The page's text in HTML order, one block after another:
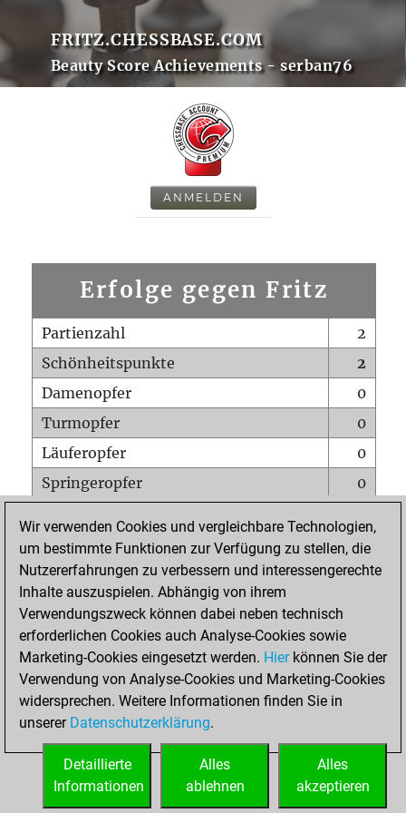
FRITZ.CHESSBASE.COM
Beauty Score Achievements - serban76
ANMELDEN
Erfolge gegen Fritz
Partienzahl
2
Schönheitspunkte
2
Damenopfer
0
Turmopfer
0
Läuferopfer
0
Springeropfer
0
Matt auf vollem Brett
0
Bauer setzt Matt
0
Erstickte Matts
Unterverwandlungen
Türme auf der siebten
0
STARTSEITE
Wir verwenden Cookies und vergleichbare Technologien,
um bestimmte Funktionen zur Verfügung zu stellen, die
Nutzererfahrungen zu verbessern und interessengerechte
Inhalte auszuspielen. Abhängig von ihrem
Verwendungszweck können dabei neben technisch
erforderlichen Cookies auch Analyse-Cookies sowie
Marketing-Cookies eingesetzt werden. Hierkönnen Sie der
Verwendung von Analyse-Cookies und Marketing-Cookies
widersprechen. Weitere Informationen finden Sie in
unserer Datenschutzerklärung.
Alles
akzeptieren
Alles
ablehnen
Detaillierte
Informationen